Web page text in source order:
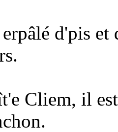
d'pis
Cliem, il